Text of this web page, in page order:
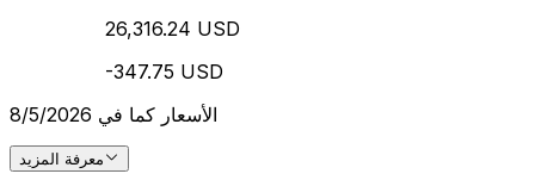
26,316.24 USD
-347.75 USD
الأسعار كما في 8/5/2026
معرفة المزيد